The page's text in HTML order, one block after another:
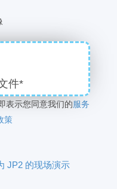
件*
表示您同意我们的服务
策
JP2 的现场演示